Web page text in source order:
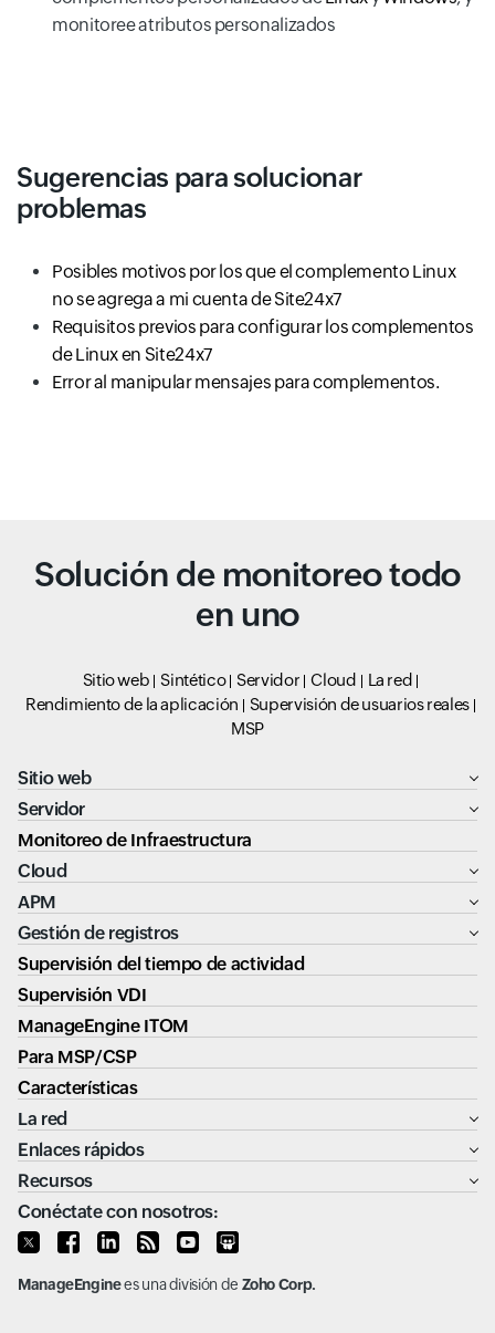
monitoree atributos personalizados
Sugerencias para solucionar
problemas
Posibles motivos por los que el complemento Linux
no se agrega a mi cuenta de Site24x7
Requisitos previos para configurar los complementos
de Linux en Site24x7
Error al manipular mensajes para complementos.
Solución de monitoreo todo
en uno
Sitio web Sintético Servidor Cloud
La red
Rendimiento de la aplicación
Supervisión de usuarios reales
MSP
Sitio web
Servidor
Monitoreo de Infraestructura
Cloud
APM
Gestión de registros
Supervisión del tiempo de actividad
Supervisión VDI
ManageEngine ITOM
Para MSP/CSP
Características
La red
Enlaces rápidos
Recursos
Conéctate con nosotros:
ManageEnginees una división de Zoho Corp.